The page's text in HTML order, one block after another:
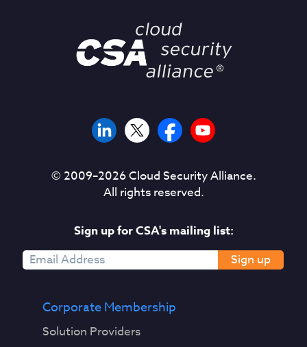
© 2009–2026Cloud Security Alliance.
All rights reserved.
Sign up for CSA's mailing list:
Sign up
Corporate Membership
Solution Providers